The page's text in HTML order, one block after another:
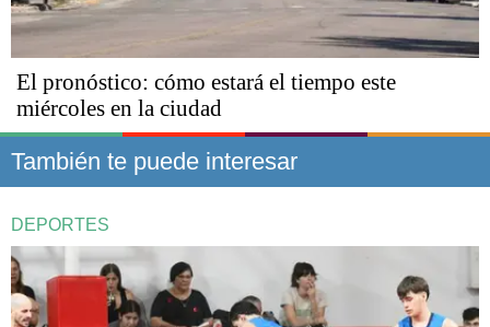
El pronóstico: cómo estará el tiempo este
miércoles en la ciudad
También te puede interesar
DEPORTES